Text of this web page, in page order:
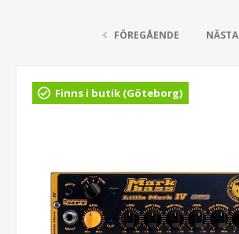
FÖREGÅENDE NÄSTA
Finns i butik (Göteborg)